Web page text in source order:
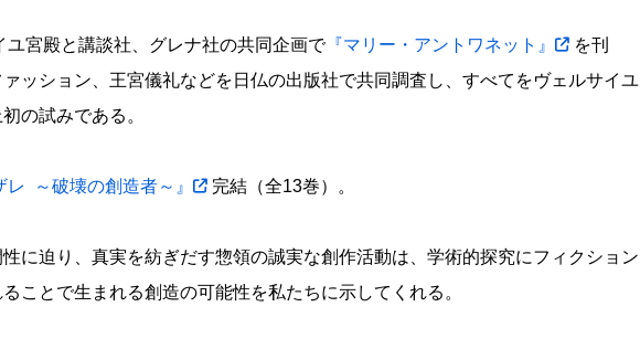
ユ宮殿と講談社、グレナ社の共同企画で『マリー・アントワネット』
を刊
ッション、王宮儀礼などを日仏の出版社で共同調査し、すべてをヴェルサイユ
の試みである。
レ ～破壊の創造者～』 完結（全13巻）。
に迫り、真実を紡ぎだす惣領の誠実な創作活動は、学術的探究にフィクション
ことで生まれる創造の可能性を私たちに示してくれる。